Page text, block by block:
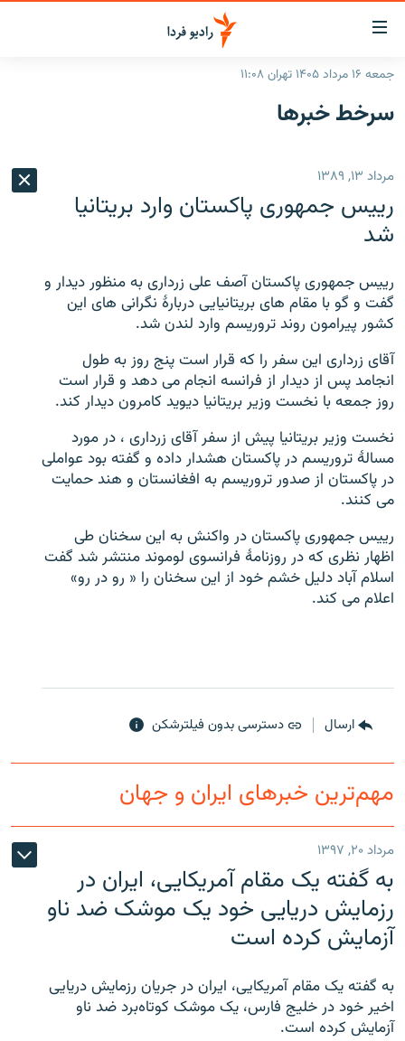
لینک‌های
قابلیت
دسترسی
بازگشت
اصلی
رفتن
صفحه
ایران
انتخاب کنید و بشنوید
فرکانس‌ها
پادکست
گزارش‌های تصویری
گزارش‌های ویدئویی
زنان فردا
English
به ما بپیوندید
زبان‌های دیگر
جمعه ۱۶ مرداد ۱۴۰۵ تهران ۱۱:۰۸
سرخط‌ خبرها
مرداد ۱۳, ۱۳۸۹
رییس جمهوری پاکستان وارد بریتانیا
شد
رییس جمهوری پاکستان آصف علی زرداری به منظور دیدار و
گفت و گو با مقام های بریتانیایی دربارۀ نگرانی های این
کشور پیرامون روند تروریسم وارد لندن شد.
آقاى زردارى اين سفر را كه قرار است پنج روز به طول
انجامد پس از ديدار از فرانسه انجام مى دهد و قرار است
روز جمعه با نخست وزير بريتانيا ديويد كامرون ديدار كند.
نخست وزیر بریتانیا پیش از سفر آقای زرداری ، در مورد
مسالۀ تروریسم در پاکستان هشدار داده و گفته بود عواملی
در پاکستان از صدور تروریسم به افغانستان و هند حمایت
می کنند.
رییس جمهوری پاکستان در واکنش به این سخنان طی
اظهار نظری که در روزنامۀ فرانسوی لوموند منتشر شد گفت
اسلام آباد دلیل خشم خود از این سخنان را « رو در رو»
اعلام می کند.
ارسال دسترسی بدون فیلترشکن
مهم‌ترین خبرهای ایران و جهان
مرداد ۲۰, ۱۳۹۷
به گفته یک مقام آمریکایی، ایران در
رزمایش دریایی خود یک موشک ضد ناو
آزمایش کرده است
به گفته یک مقام آمریکایی، ایران در جریان رزمایش دریایی
اخیر خود در خلیج فارس، یک موشک کوتاه‌برد ضد ناو
آزمایش کرده است.